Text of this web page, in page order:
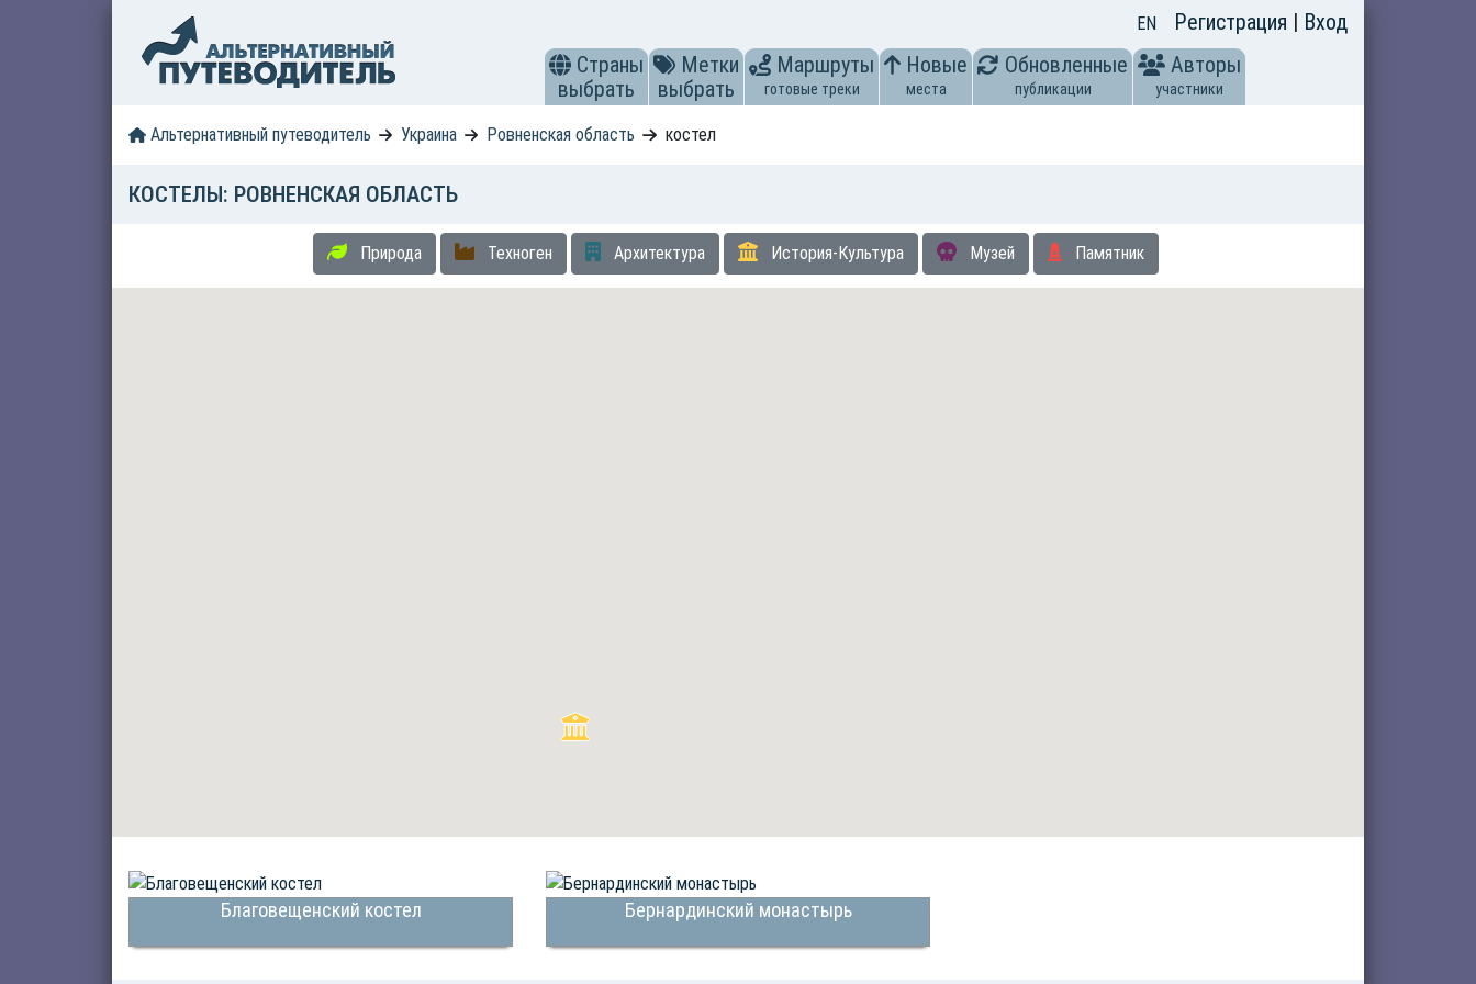
EN Регистрация | Вход
Страны
выбрать
Метки
выбрать
Маршруты
готовые треки
Новые
места
Обновленные
публикации
Авторы
участники
Альтернативный путеводитель Украина Ровненская область костел
КОСТЕЛЫ: РОВНЕНСКАЯ ОБЛАСТЬ
Природа Техноген Архитектура История-Культура Музей Памятник
Благовещенский костел Бернардинский монастырь